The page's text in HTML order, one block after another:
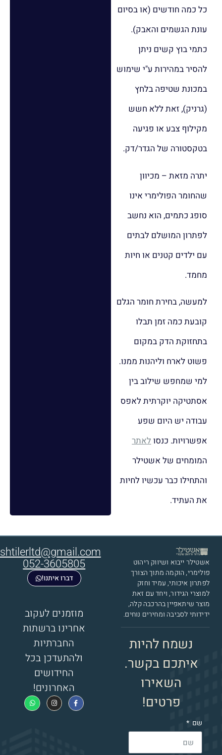
כל כמה חודשים (או בסיום
עונת הגשמים והאבק).
כתמי בוץ קשים ניתן
להסיר במהירות ע"י שימוש
במכונת שטיפה בלחץ
(גרניק), זאת ללא חשש
מקילוף צבע או פגיעה
בטקסטורה של הגדר/דק.
יתרה מזאת – מכיוון
שהחומר הפולימרי אינו
סופג כתמים, הוא נחשב
לפתרון המושלם לבתים
עם ילדים קטנים או חיות
מחמד.
למעשה, בחירת חומר הגלם
קובעת כמה זמן תבלו
בתחזוקת הדק במקום
פשוט לארח וליהנות ממנו.
למי שמחפש שילוב בין
אסתטיקה יוקרתית לאפס
עבודה יש היום שפע
אפשרויות. כנסולאתר
המומחים של אשטילר
והתחילו כבר עכשיו לחיות
את העתיד.
אשטילר ייבוא ושיווק ריהוט
פולימרי​, הוקמה מתוך הצורך
לפתרון איכותי, עמיד וחזק
למוצרי הגידור, ויחד עם זאת
מוצר שיתאפיין בהרכבה קלה,
ידידותי לסביבה ומחירים נוחים.
נשמח להיות
איתכם בקשר.
השאירו
פרטים!
שם
052-3605805
דברו איתנו!
מוזמנים לעקוב
אחרינו ברשתות
החברתיות
ולהתעדכן בכל
החידושים
האחרונים!